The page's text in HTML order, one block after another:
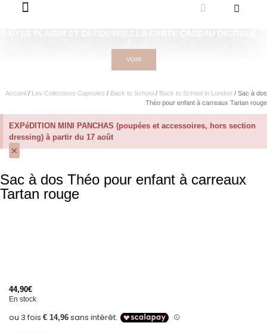
VOIR
Accueil / Les Collections Capsules / Back to School / Back to School in London / Sac à dos
Théo pour enfant à carreaux Tartan rouge
EXPéDITION MINI PANCHAS (poupées et accessoires, hors section
dressing) à partir du 17 août
×
Sac à dos Théo pour enfant à carreaux
Tartan rouge
44,90€
En stock